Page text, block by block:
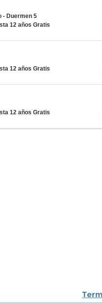
- Duermen 5
12 años Gratis
12 años Gratis
12 años Gratis